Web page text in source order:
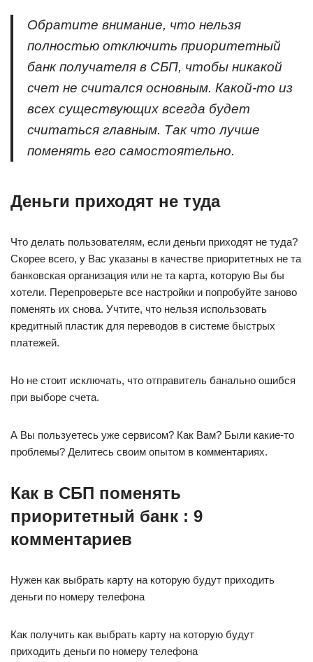
Обратите внимание, что нельзя
полностью отключить приоритетный
банк получателя в СБП, чтобы никакой
счет не считался основным. Какой-то из
всех существующих всегда будет
считаться главным. Так что лучше
поменять его самостоятельно.
Деньги приходят не туда
Что делать пользователям, если деньги приходят не туда?
Скорее всего, у Вас указаны в качестве приоритетных не та
банковская организация или не та карта, которую Вы бы
хотели. Перепроверьте все настройки и попробуйте заново
поменять их снова. Учтите, что нельзя использовать
кредитный пластик для переводов в системе быстрых
платежей.
Но не стоит исключать, что отправитель банально ошибся
при выборе счета.
А Вы пользуетесь уже сервисом? Как Вам? Были какие-то
проблемы? Делитесь своим опытом в комментариях.
Как в СБП поменять
приоритетный банк : 9
комментариев
Нужен как выбрать карту на которую будут приходить
деньги по номеру телефона
Как получить как выбрать карту на которую будут
приходить деньги по номеру телефона